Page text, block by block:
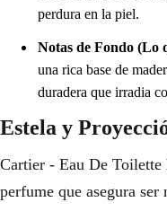
perdura en la piel.
Notas de Fondo (Lo
una rica base de
duradera que irradia
Estela y
Cartier - Eau De
perfume que asegura